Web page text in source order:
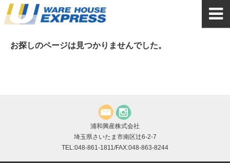
お探しのページは見つかりませんでした。
浦和興産株式会社
埼玉県さいたま市南区辻6-2-7
TEL:048-861-1811/FAX:048-863-8244